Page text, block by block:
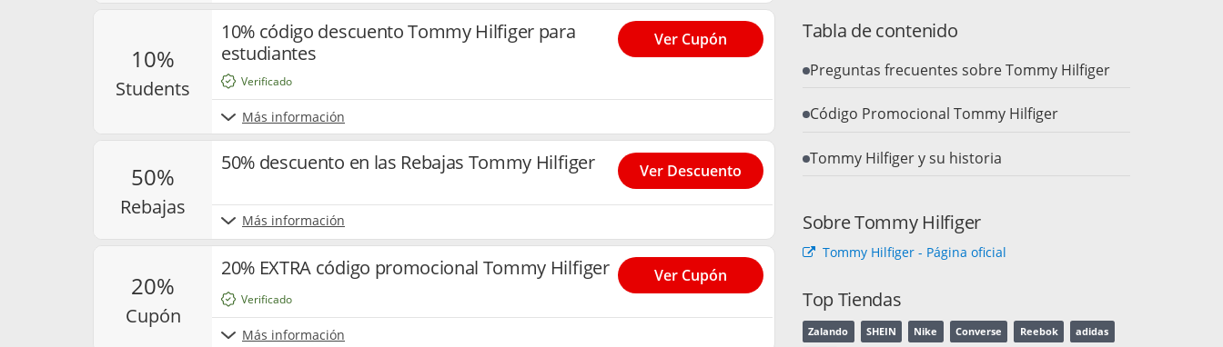
10%
students
10% código descuento Tommy Hilfiger para
estudiantes
Más información
Verificado
Ver Cupón
50%
rebajas
50% descuento en las Rebajas Tommy Hilfiger
Más información
Ver Descuento
20%
cupón
20% EXTRA código promocional Tommy Hilfiger
Más información
Verificado
Ver Cupón
Tabla de contenido
Preguntas frecuentes sobre Tommy Hilfiger
Código Promocional Tommy Hilfiger
Tommy Hilfiger y su historia
Sobre Tommy Hilfiger
Tommy Hilfiger - Página oficial
Top Tiendas
Zalando SHEIN Nike Converse Reebok adidas